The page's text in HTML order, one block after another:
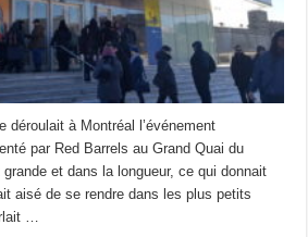
déroulait à Montréal l’événement
par Red Barrels au Grand Quai du
et dans la longueur, ce qui donnait
aisé de se rendre dans les plus petits
…